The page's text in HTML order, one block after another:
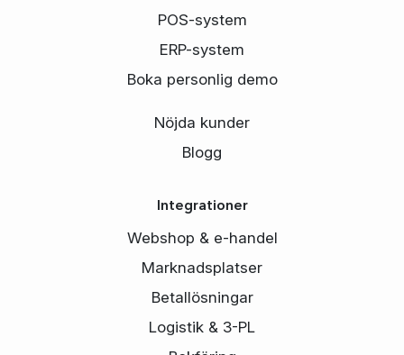
POS-system
ERP-system
Boka personlig demo
Nöjda kunder
Blogg
Integrationer
Webshop & e-handel
Marknadsplatser
Betallösningar
Logistik & 3-PL